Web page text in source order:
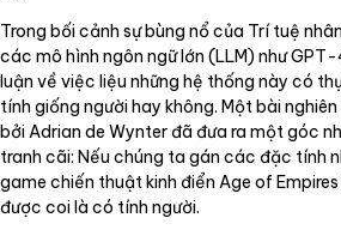
Trong bối cảnh sự bùng nổ của Trí tuệ
các mô hình ngôn ngữ lớn (LLM) như
luận về việc liệu những hệ thống này có
tính giống người hay không. Một bài
bởi Adrian de Wynter đã đưa ra một góc
tranh cãi: Nếu chúng ta gán các đặc tính
game chiến thuật kinh điển Age of
được coi là có tính người.